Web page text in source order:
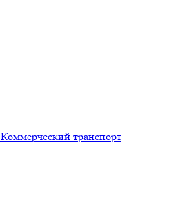
Коммерческий транспорт